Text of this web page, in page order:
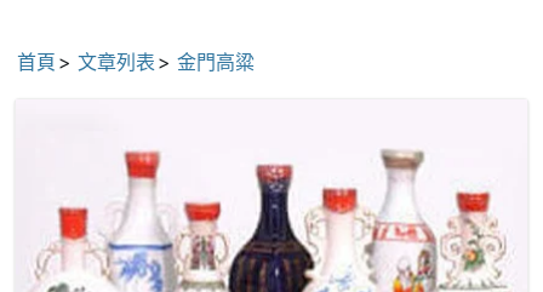
首頁 文章列表 金門高粱